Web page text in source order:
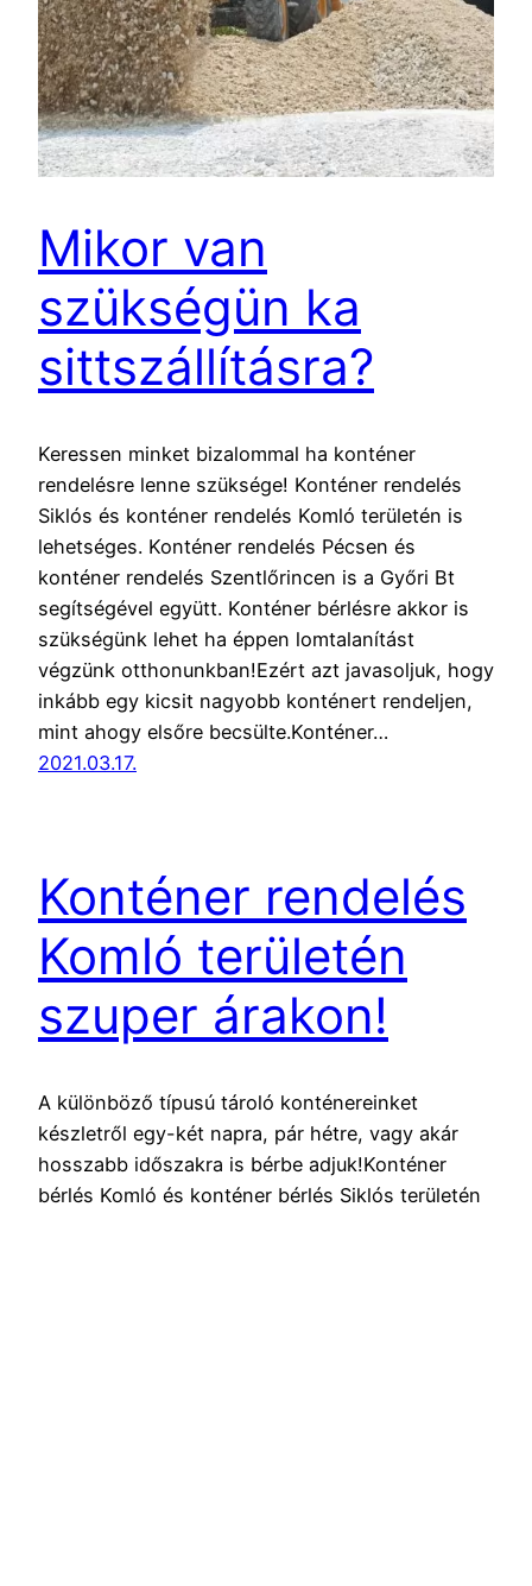
Mikor van
szükségün ka
sittszállításra?
Keressen minket bizalommal ha konténer
rendelésre lenne szüksége! Konténer rendelés
Siklós és konténer rendelés Komló területén is
lehetséges. Konténer rendelés Pécsen és
konténer rendelés Szentlőrincen is a Győri Bt
segítségével együtt. Konténer bérlésre akkor is
szükségünk lehet ha éppen lomtalanítást
végzünk otthonunkban!Ezért azt javasoljuk, hogy
inkább egy kicsit nagyobb konténert rendeljen,
mint ahogy elsőre becsülte.Konténer…
2021.03.17.
Konténer rendelés
Komló területén
szuper árakon!
A különböző típusú tároló konténereinket
készletről egy-két napra, pár hétre, vagy akár
hosszabb időszakra is bérbe adjuk!Konténer
bérlés Komló és konténer bérlés Siklós területén